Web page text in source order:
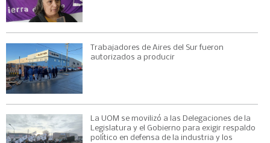
Trabajadores de Aires del Sur fueron
autorizados a producir
La UOM se movilizó a las Delegaciones de la
Legislatura y el Gobierno para exigir respaldo
político en defensa de la industria y los